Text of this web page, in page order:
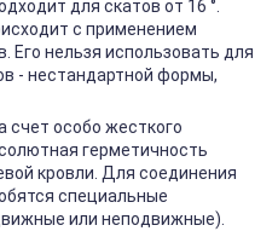
для скатов от 16 °.
с применением
Его нельзя использовать для
- нестандартной формы,
счет особо жесткого
герметичность
кровли. Для соединения
специальные
или неподвижные).